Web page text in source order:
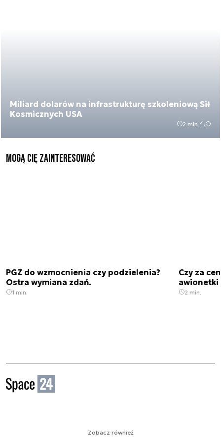
Miliard dolarów na infrastrukturę szkoleniową Sił
Kosmicznych USA
2 min.
Mogą Cię zainteresować
PGZ do wzmocnienia czy podzielenia?
Ostra wymiana zdań.
1 min.
Czy za
awionetki
2 min.
Zobacz również